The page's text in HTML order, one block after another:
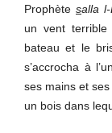
Prophète salla l-
un vent
bateau et le
s’accrocha à
ses mains et
un bois dans